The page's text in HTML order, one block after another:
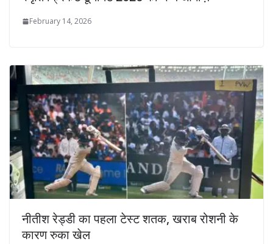
February 14, 2026
नीतीश रेड्डी का पहला टेस्ट शतक, खराब रोशनी के
कारण रुका खेल